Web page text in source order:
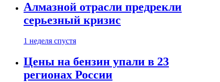
Алмазной отрасли предрекли
серьезный кризис
1 неделя спустя
Цены на бензин упали в 23
регионах России